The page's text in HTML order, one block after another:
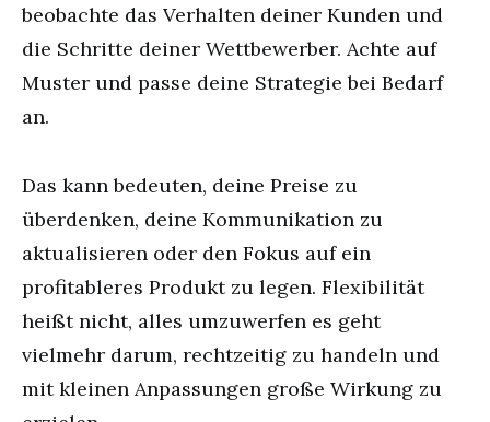
beobachte das Verhalten deiner Kunden und
die Schritte deiner Wettbewerber. Achte auf
Muster und passe deine Strategie bei Bedarf
an.
Das kann bedeuten, deine Preise zu
überdenken, deine Kommunikation zu
aktualisieren oder den Fokus auf ein
profitableres Produkt zu legen. Flexibilität
heißt nicht, alles umzuwerfen es geht
vielmehr darum, rechtzeitig zu handeln und
mit kleinen Anpassungen große Wirkung zu